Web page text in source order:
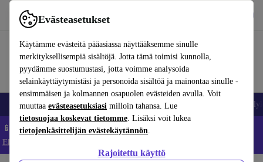
Evästeasetukset
Käytämme evästeitä pääasiassa näyttääksemme sinulle
merkityksellisempiä sisältöjä. Jotta tämä toimisi kunnolla,
pyydämme suostumustasi, jotta voimme analysoida
selainkäyttäytymistäsi ja personoida sisältöä ja mainontaa sinulle -
ensimmäisen ja kolmannen osapuolen evästeiden avulla. Voit
muuttaa evästeasetuksiasi milloin tahansa. Lue
tietosuojaa koskevat tietomme. Lisäksi voit lukea
tietojenkäsittelijän evästekäytännön.
Rajoitettu käyttö
Käytä refurbed-palvelua nopeasti ja helposti
Matkapuhelimet ja älypuhelimet Kannettavat tietokoneet
📱 Säästä 5 % LISÄÄ iPhoneista – Koodi: IPHONEDEAL –
Ehdot ja säännöt